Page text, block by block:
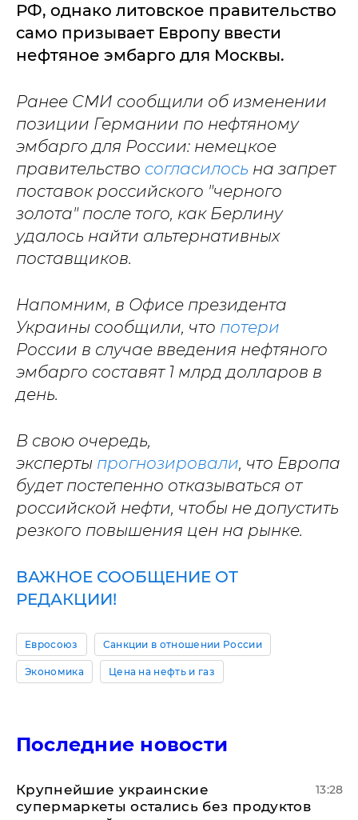
РФ, однако литовское правительство
само призывает Европу ввести
нефтяное эмбарго для Москвы.
Ранее СМИ сообщили об изменении
позиции Германии по нефтяному
эмбарго для России: немецкое
правительство согласилось на запрет
поставок российского "черного
золота" после того, как Берлину
удалось найти альтернативных
поставщиков.
Напомним, в Офисе президента
Украины сообщили, что потери
России в случае введения нефтяного
эмбарго составят 1 млрд долларов в
день.
В свою очередь,
эксперты прогнозировали, что Европа
будет постепенно отказываться от
российской нефти, чтобы не допустить
резкого повышения цен на рынке.
ВАЖНОЕ СООБЩЕНИЕ ОТ
РЕДАКЦИИ!
Евросоюз Санкции в отношении России
Экономика Цена на нефть и газ
Последние новости
Крупнейшие украинские
супермаркеты остались без продуктов
13:28